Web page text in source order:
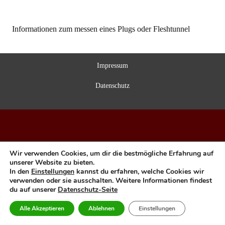
Informationen zum messen eines Plugs oder Fleshtunnel
Impressum
Datenschutz
Wir verwenden Cookies, um dir die bestmögliche Erfahrung auf
unserer Website zu bieten.
In den Einstellungen kannst du erfahren, welche Cookies wir
verwenden oder sie ausschalten. Weitere Informationen findest
du auf unserer Datenschutz-Seite
Alle Akzeptieren Ablehnen Einstellungen